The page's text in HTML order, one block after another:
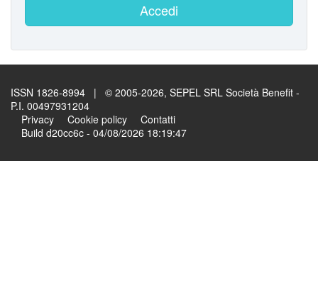
Accedi
ISSN 1826-8994 | © 2005-2026, SEPEL SRL Società Benefit -
P.I. 00497931204
Privacy
Cookie policy
Contatti
Build d20cc6c - 04/08/2026 18:19:47